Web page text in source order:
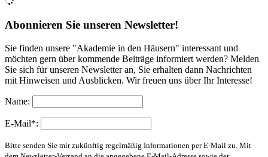
Abonnieren Sie unseren Newsletter!
Sie finden unsere "Akademie in den Häusern" interessant und
möchten gern über kommende Beiträge informiert werden? Melden
Sie sich für unseren Newsletter an, Sie erhalten dann Nachrichten
mit Hinweisen und Ausblicken. Wir freuen uns über Ihr Interesse!
Name:
E-Mail*:
Bitte senden Sie mir zukünftig regelmäßig Informationen per E-Mail zu. Mit